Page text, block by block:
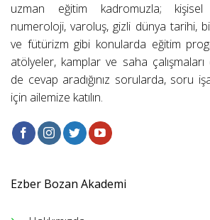
uzman eğitim kadromuzla;
numeroloji, varoluş, gizli dünya tarihi,
ve fütürizm gibi konularda eğitim
atölyeler, kamplar ve saha
de cevap aradığınız sorularda, soru
için ailemize katılın.
Ezber Bozan Akademi